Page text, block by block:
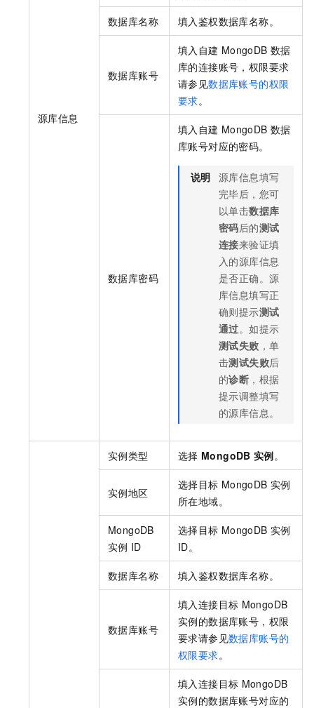
源库信息
数据库名称 填入鉴权数据库名称。
数据库账号
填入自建 MongoDB 数据
库的连接账号，权限要求
请参见数据库账号的权限
要求。
数据库密码
填入自建 MongoDB 数据
库账号对应的密码。
说明 源库信息填写
完毕后，您可
以单击数据库
密码后的测试
连接来验证填
入的源库信息
是否正确。源
库信息填写正
确则提示测试
通过。如提示
测试失败 ，单
击测试失败后
的诊断 ，根据
提示调整填写
的源库信息。
实例类型 选择 MongoDB 实例。
实例地区
选择目标 MongoDB 实例
所在地域。
MongoDB
实例 ID
选择目标 MongoDB 实例
ID。
数据库名称 填入鉴权数据库名称。
数据库账号
填入连接目标 MongoDB
实例的数据库账号，权限
要求请参见数据库账号的
权限要求。
填入连接目标 MongoDB
实例的数据库账号对应的